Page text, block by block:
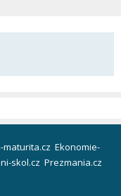
maturita.cz Ekonomie-
skol.cz Prezmania.cz